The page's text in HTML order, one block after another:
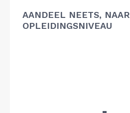
AANDEEL NEETS, NAAR
OPLEIDINGSNIVEAU